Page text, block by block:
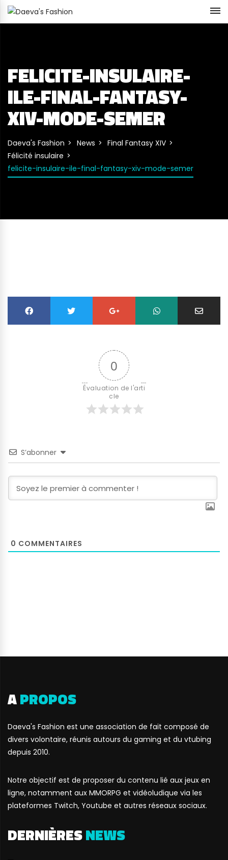
FELICITE-INSULAIRE-
ILE-FINAL-FANTASY-
XIV-MODE-SEMER
Daeva's Fashion News
Final Fantasy XIV
Félicité insulaire
felicite-insulaire-ile-final-fantasy-xiv-mode-semer
0
Évaluation de l'arti
cle
S’abonner
0 COMMENTAIRES
APROPOS
Daeva's Fashion est une association de fait composé de
divers volontaire, réunis autours du gaming et du vtubing
depuis 2010.
Notre objectif est de proposer du contenu lié aux jeux en
ligne, notamment aux MMORPG et vidéoludique via les
plateformes Twitch, Youtube et autres réseaux sociaux.
DERNIÈRESNEWS